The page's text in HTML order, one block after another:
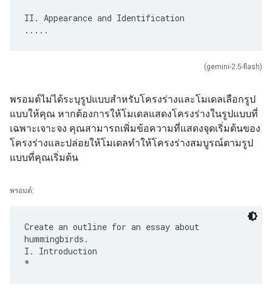
II. Appearance and Identification
(gemini-2.5-flash)
พรอมต์ไม่ได้ระบุรูปแบบสำหรับโครงร่างและโมเดลเลือกรูป
แบบให้คุณ หากต้องการให้โมเดลแสดงโครงร่างในรูปแบบที่
เฉพาะเจาะจง คุณสามารถเพิ่มข้อความที่แสดงจุดเริ่มต้นของ
โครงร่างและปล่อยให้โมเดลทำให้โครงร่างสมบูรณ์ตามรูป
แบบที่คุณเริ่มต้น
พรอมต์:
Create an outline for an essay about
hummingbirds.
I. Introduction